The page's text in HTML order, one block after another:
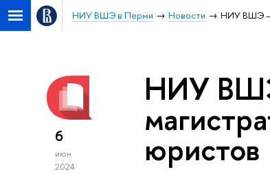
НИУ ВШЭ в Перми Новости НИУ ВШЭ –
6
июн
2024
НИУ
юристов